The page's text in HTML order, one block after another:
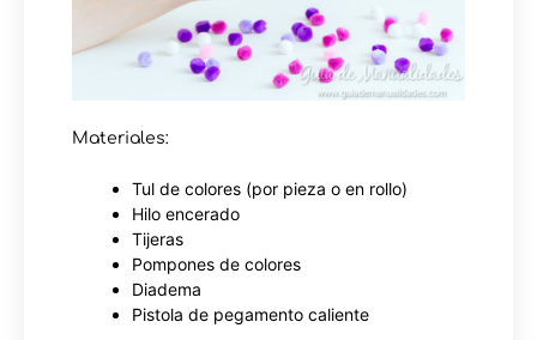
Materiales:
Tul de colores (por pieza o en rollo)
Hilo encerado
Tijeras
Pompones de colores
Diadema
Pistola de pegamento caliente